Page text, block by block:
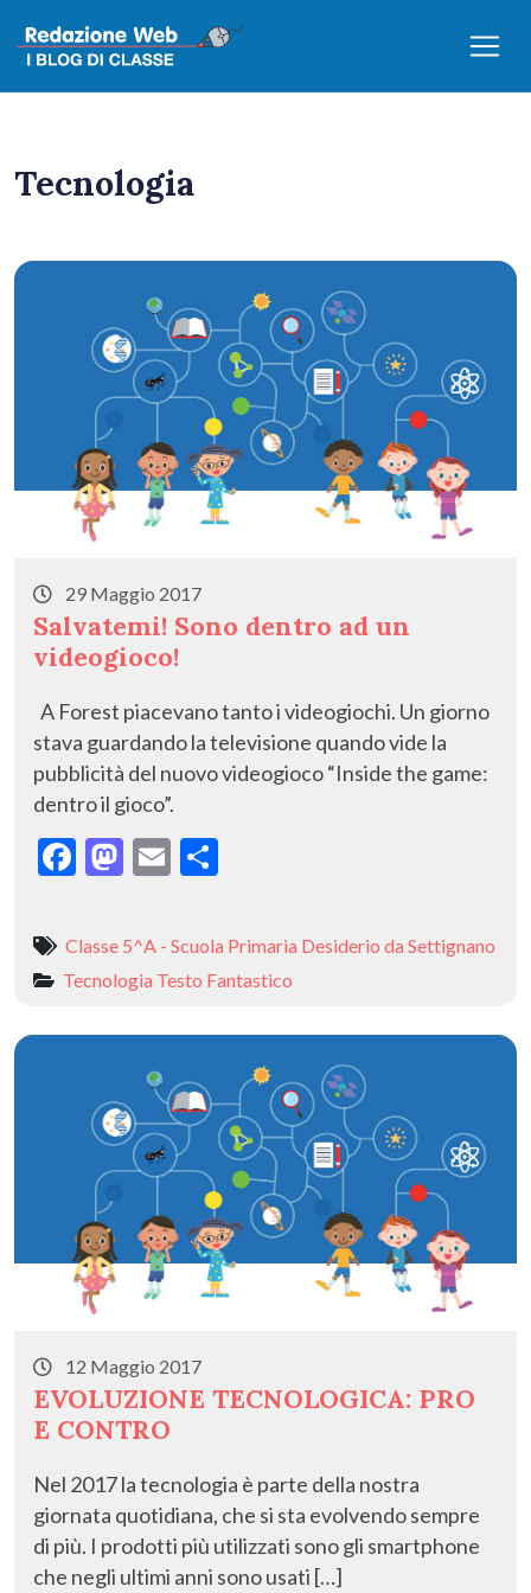
Tecnologia
29 Maggio 2017
Salvatemi! Sono dentro ad un
videogioco!
A Forest piacevano tanto i videogiochi. Un giorno
stava guardando la televisione quando vide la
pubblicità del nuovo videogioco “Inside the game:
dentro il gioco”.
F
e
b
o
M
to
d
n
E
ai
l
n
di
di
Classe 5^A - Scuola Primaria Desiderio da Settignano
Tecnologia Testo Fantastico
12 Maggio 2017
EVOLUZIONE TECNOLOGICA: PRO
E CONTRO
Nel 2017 la tecnologia è parte della nostra
giornata quotidiana, che si sta evolvendo sempre
di più. I prodotti più utilizzati sono gli smartphone
che negli ultimi anni sono usati […]